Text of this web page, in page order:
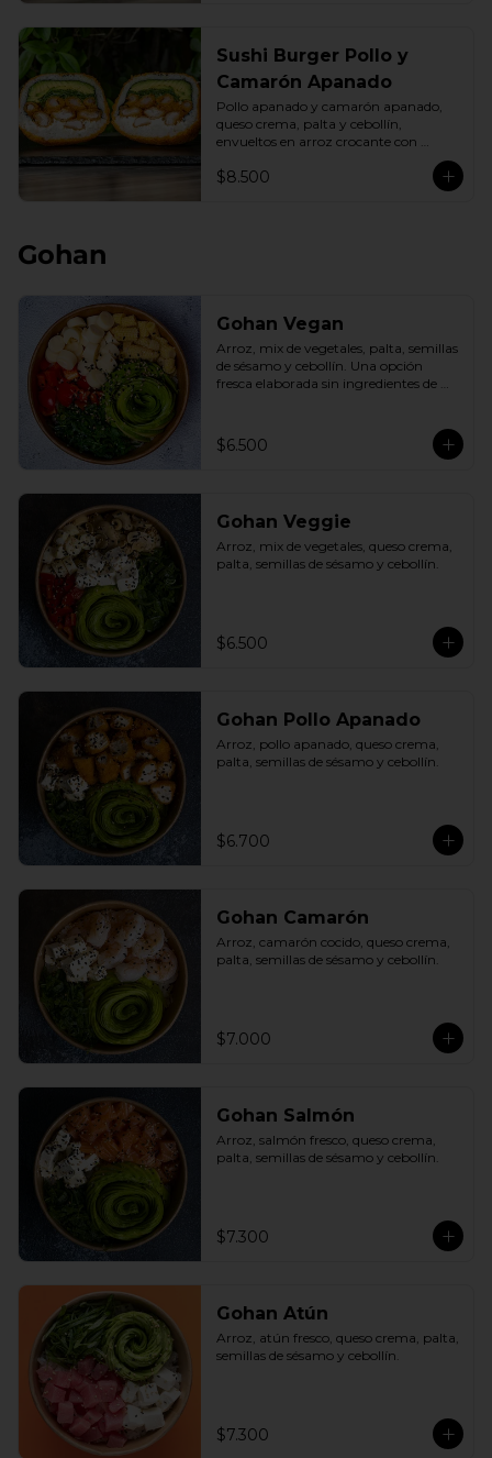
Sushi Burger Pollo y
Camarón Apanado
Pollo apanado y camarón apanado,
queso crema, palta y cebollín,
envueltos en arroz crocante con
$8.500
Gohan
Gohan Vegan
Arroz, mix de vegetales, palta, semillas
de sésamo y cebollín. Una opción
fresca elaborada sin ingredientes de
$6.500
Gohan Veggie
Arroz, mix de vegetales, queso crema,
palta, semillas de sésamo y cebollín.
$6.500
Gohan Pollo Apanado
Arroz, pollo apanado, queso crema,
palta, semillas de sésamo y cebollín.
$6.700
Gohan Camarón
Arroz, camarón cocido, queso crema,
palta, semillas de sésamo y cebollín.
$7.000
Gohan Salmón
Arroz, salmón fresco, queso crema,
palta, semillas de sésamo y cebollín.
$7.300
Gohan Atún
Arroz, atún fresco, queso crema, palta,
semillas de sésamo y cebollín.
$7.300